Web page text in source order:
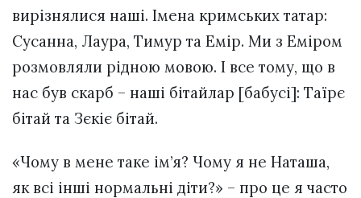
вирізнялися наші. Імена кримських татар:
Сусанна, Лаура, Тимур та Емір. Ми з Еміром
розмовляли рідною мовою. І все тому, що в
нас був скарб – наші бітайлар [бабусі]: Таїрє
бітай та Зєкіє бітай.
«Чому в мене таке ім’я? Чому я не Наташа,
як всі інші нормальні діти?» – про це я часто